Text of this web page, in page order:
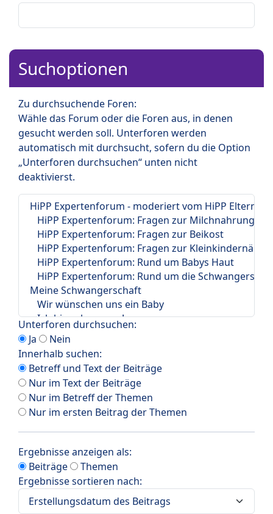
Suchoptionen
Zu durchsuchende Foren:
Wähle das Forum oder die Foren aus, in denen
gesucht werden soll. Unterforen werden
automatisch mit durchsucht, sofern du die Option
„Unterforen durchsuchen“ unten nicht
deaktivierst.
Unterforen durchsuchen:
Ja
Nein
Innerhalb suchen:
Betreff und Text der Beiträge
Nur im Text der Beiträge
Nur im Betreff der Themen
Nur im ersten Beitrag der Themen
Ergebnisse anzeigen als:
Beiträge
Themen
Ergebnisse sortieren nach: